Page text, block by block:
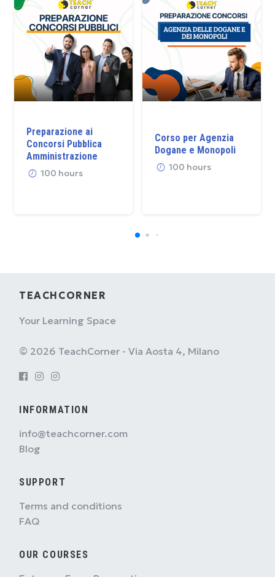
Preparazione ai
Concorsi Pubblica
Amministrazione
100 hours
Corso per Agenzia
Dogane e Monopoli
100 hours
TEACHCORNER
Your Learning Space
© 2026 TeachCorner - Via Aosta 4, Milano
INFORMATION
info@teachcorner.com
Blog
SUPPORT
Terms and conditions
FAQ
OUR COURSES